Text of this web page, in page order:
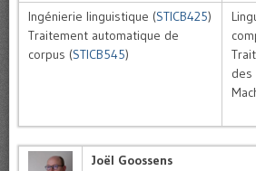
Ingénierie linguistique (STICB425)
Traitement automatique de
corpus (STICB545)
des
Joël Goossens